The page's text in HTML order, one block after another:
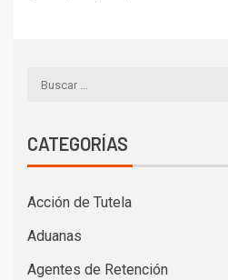
CATEGORÍAS
Acción de Tutela
Aduanas
Agentes de Retención